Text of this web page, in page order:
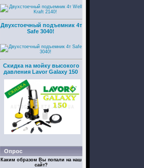
Двухстоечный подъемник 4т
Safe 3040!
Скидка на мойку высокого
давления Lavor Galaxy 150
Опрос
Каким образом Вы попали на наш
сайт?